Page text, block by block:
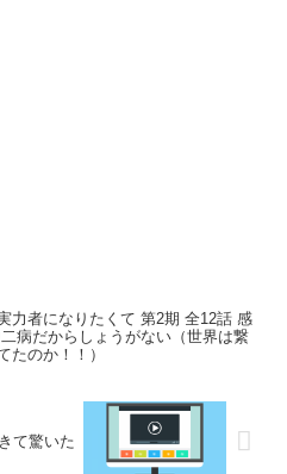
力者になりたくて 第2期 全12話 感
病だからしょうがない（世界は繋
たのか！！）
て驚いた